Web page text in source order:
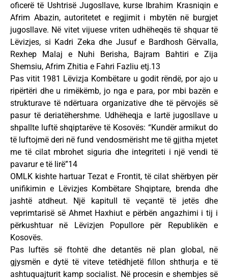
oficerë të Ushtrisë Jugosllave, kurse Ibrahim Krasniqin e
Afrim Abazin, autoritetet e regjimit i mbytën në burgjet
jugosllave. Në vitet vijuese vriten udhëheqës të shquar të
Lëvizjes, si Kadri Zeka dhe Jusuf e Bardhosh Gërvalla,
Rexhep Malaj e Nuhi Berisha, Bajram Bahtiri e Zija
Shemsiu, Afrim Zhitia e Fahri Fazliu etj.13
Pas vitit 1981 Lëvizja Kombëtare u godit rëndë, por ajo u
ripërtëri dhe u rimëkëmb, jo nga e para, por mbi bazën e
strukturave të ndërtuara organizative dhe të përvojës së
pasur të deriatëhershme. Udhëheqja e lartë jugosllave u
shpallte luftë shqiptarëve të Kosovës: “Kundër armikut do
të luftojmë deri në fund vendosmërisht me të gjitha mjetet
me të cilat mbrohet siguria dhe integriteti i një vendi të
pavarur e të lirë”14
OMLK kishte hartuar Tezat e Frontit, të cilat shërbyen për
unifikimin e Lëvizjes Kombëtare Shqiptare, brenda dhe
jashtë atdheut. Një kapitull të veçantë të jetës dhe
veprimtarisë së Ahmet Haxhiut e përbën angazhimi i tij i
përkushtuar në Lëvizjen Popullore për Republikën e
Kosovës.
Pas luftës së ftohtë dhe detantës në plan global, në
gjysmën e dytë të viteve tetëdhjetë fillon shthurja e të
ashtuquajturit kamp socialist. Në procesin e shembjes së